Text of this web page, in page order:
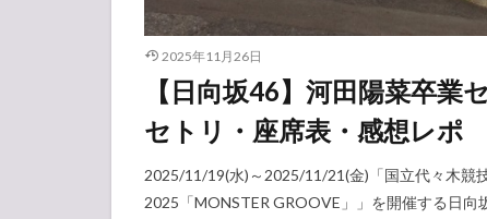
2025年11月26日
【日向坂46】河田陽菜卒業
セトリ・座席表・感想レポ
2025/11/19(水)～2025/11/21(金)「国立代々木競
2025「MONSTER GROOVE」」を開催する日